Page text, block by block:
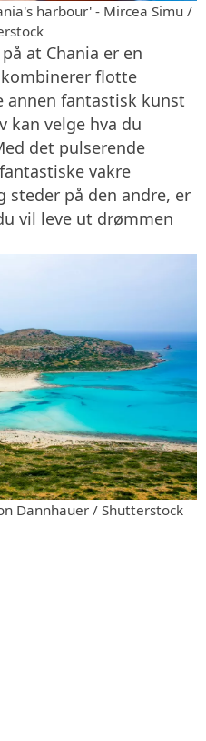
harbour' - Mircea Simu /
at Chania er en
flotte
annen fantastisk kunst
kan velge hva du
det pulserende
vakre
på den andre, er
vil leve ut drømmen
Dannhauer / Shutterstock